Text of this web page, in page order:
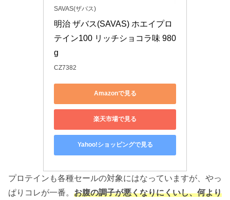
SAVAS(ザバス)
明治 ザバス(SAVAS) ホエイプロ
テイン100 リッチショコラ味 980
g
CZ7382
Amazonで見る
楽天市場で見る
Yahoo!ショッピングで見る
プロテインも各種セールの対象にはなっていますが、やっ
ぱりコレが一番。 お腹の調子が悪くなりにくいし、何より